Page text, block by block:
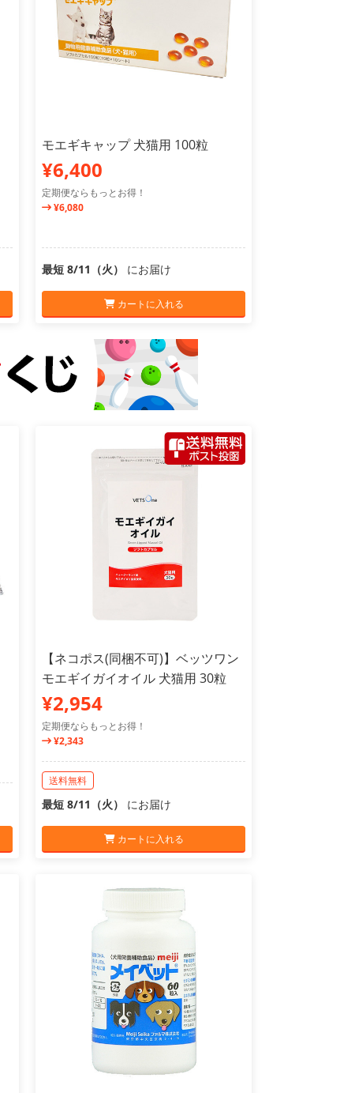
モエギキャップ 犬猫用 100粒
¥6,400
定期便ならもっとお得！
¥6,080
最短 8/11（火） にお届け
カートに入れる
【ネコポス(同梱不可)】ベッツワン
モエギイガイオイル 犬猫用 30粒
¥2,954
定期便ならもっとお得！
¥2,343
送料無料
最短 8/11（火） にお届け
カートに入れる